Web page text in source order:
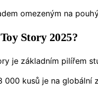
omezeným na
Story 2025?
je základním pilířem
000 kusů je na globální